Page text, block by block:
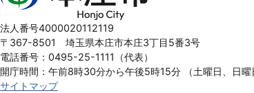
Honjo
City
法人番号4000020112119
〒367-8501 埼玉県本庄市本庄3丁目5番3号
電話番号：0495-25-1111（代表）
開庁時間：午前8時30分から午後5時15分
（土曜日、日
サイトマップ